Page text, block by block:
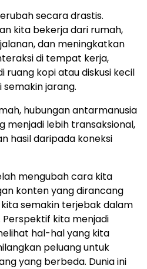
secara drastis.
kita bekerja dari rumah,
dan meningkatkan
di tempat kerja,
ruang kopi atau diskusi kecil
jarang.
hubungan antarmanusia
menjadi lebih transaksional,
hasil daripada koneksi
mengubah cara kita
konten yang dirancang
semakin terjebak dalam
Perspektif kita menjadi
hal-hal yang kita
peluang untuk
yang berbeda. Dunia ini